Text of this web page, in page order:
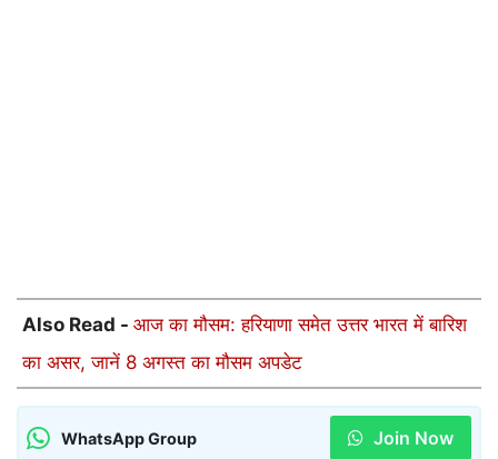
Also Read - आज का मौसम: हरियाणा समेत उत्तर भारत में बारिश
का असर, जानें 8 अगस्त का मौसम अपडेट
WhatsApp Group Join Now